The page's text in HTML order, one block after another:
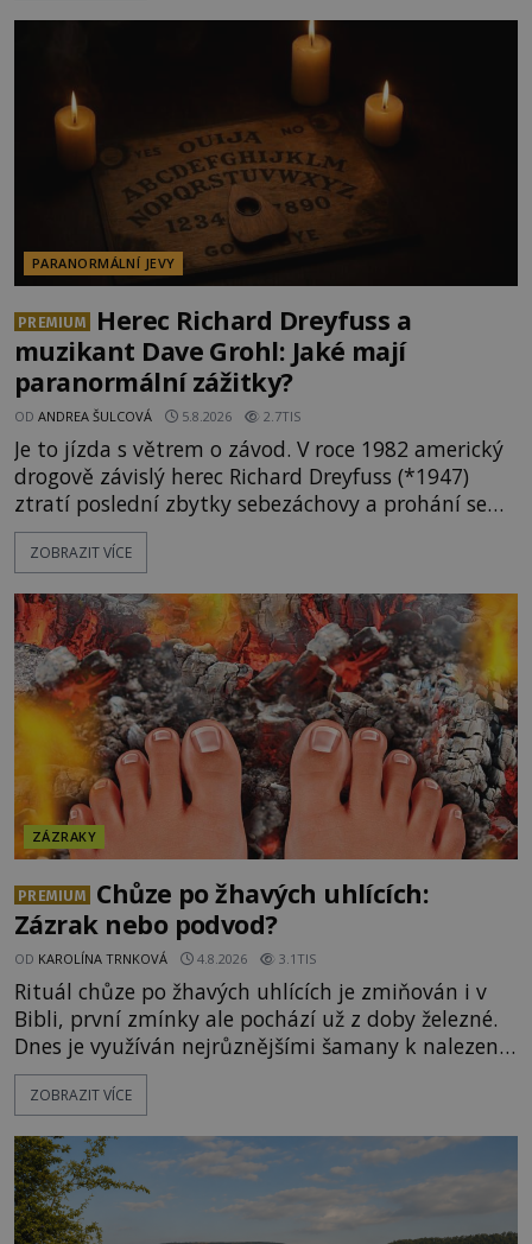
PARANORMÁLNÍ JEVY
PREMIUM
Herec Richard Dreyfuss a
muzikant Dave Grohl: Jaké mají
paranormální zážitky?
OD ANDREA ŠULCOVÁ 5.8.2026 2.7TIS
Je to jízda s větrem o závod. V roce 1982 americký
drogově závislý herec Richard Dreyfuss (*1947)
ztratí poslední zbytky sebezáchovy a prohání se
po silnicích ve svém mercedesu jako utržený ze
řetězu. Vše vyvrcholí katastrofou, když to Dreyfuss
následně nalezne schovaný kokain. Tímto
momentem se slavnému
ZOBRAZIT VÍCE
ZÁZRAKY
PREMIUM
Chůze po žhavých uhlících:
Zázrak nebo podvod?
OD KAROLÍNA TRNKOVÁ 4.8.2026 3.1TIS
Rituál chůze po žhavých uhlících je zmiňován i v
Bibli, první zmínky ale pochází už z doby železné.
Dnes je využíván nejrůznějšími šamany k nalezení
spirituální síly či vnitřního klidu. Jak funguje a proč
si při něm člověk nepopálí nohy, což bylo
nadpřirozeného? Histori
ZOBRAZIT VÍCE